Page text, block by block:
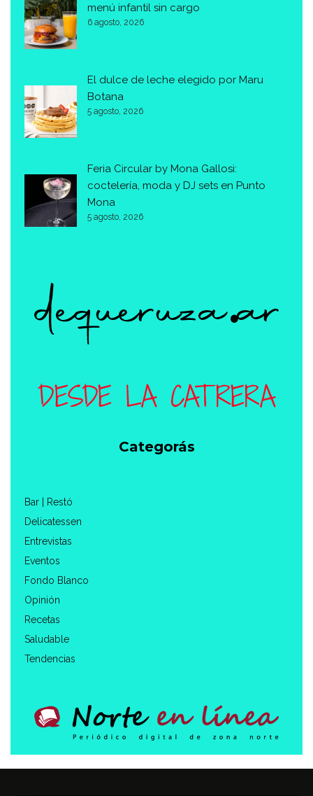
menú infantil sin cargo
6 agosto, 2026
El dulce de leche elegido por Maru
Botana
5 agosto, 2026
Feria Circular by Mona Gallosi:
coctelería, moda y DJ sets en Punto
Mona
5 agosto, 2026
Categorás
Bar | Restó
Delicatessen
Entrevistas
Eventos
Fondo Blanco
Opinión
Recetas
Saludable
Tendencias